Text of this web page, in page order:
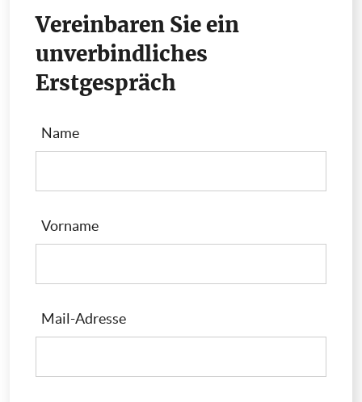
Vereinbaren Sie ein
unverbindliches
Erstgespräch
Name
Vorname
Mail-Adresse